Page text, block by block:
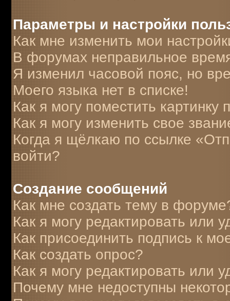
Параметры и настройки
Как мне изменить мои
В форумах неправильное
Я изменил часовой пояс, но
Моего языка нет в списке!
Как я могу поместить
Как я могу изменить свое
Когда я щёлкаю по ссылке
войти?
Создание сообщений
Как мне создать тему в
Как я могу редактировать или
Как присоединить подпись к
Как создать опрос?
Как я могу редактировать или
Почему мне недоступны